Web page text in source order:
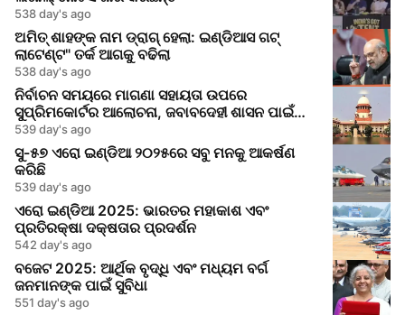
538 day's ago
ଅମିତ୍ ଶାହଙ୍କ ନାମ ଡ୍ରାଗ୍ ହେଲା: ଇଣ୍ଡିଆସ ଗଟ୍
ଲାଟେଣ୍ଟ" ତର୍କ ଆଗକୁ ବଢିଲା
538 day's ago
ନିର୍ବାଚନ ସମୟରେ ମାଗଣା ସହାୟତା ଉପରେ
ସୁପ୍ରିମକୋର୍ଟର ଆଲୋଚନା, ଜବାବଦେହୀ ଶାସନ ପାଇଁ
ଆହ୍ୱାନ
539 day's ago
ସୁ-୫୭ ଏରୋ ଇଣ୍ଡିଆ ୨୦୨୫ରେ ସବୁ ମନକୁ ଆକର୍ଷଣ
କରିଛି
539 day's ago
ଏରୋ ଇଣ୍ଡିଆ 2025: ଭାରତର ମହାକାଶ ଏବଂ
ପ୍ରତିରକ୍ଷା ଦକ୍ଷତାର ପ୍ରଦର୍ଶନ
542 day's ago
ବଜେଟ 2025: ଆର୍ଥିକ ବୃଦ୍ଧି ଏବଂ ମଧ୍ୟମ ବର୍ଗ
ଜନମାନଙ୍କ ପାଇଁ ସୁବିଧା
551 day's ago